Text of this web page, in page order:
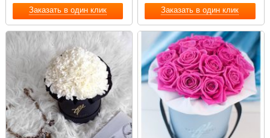
Заказать в один клик Заказать в один клик